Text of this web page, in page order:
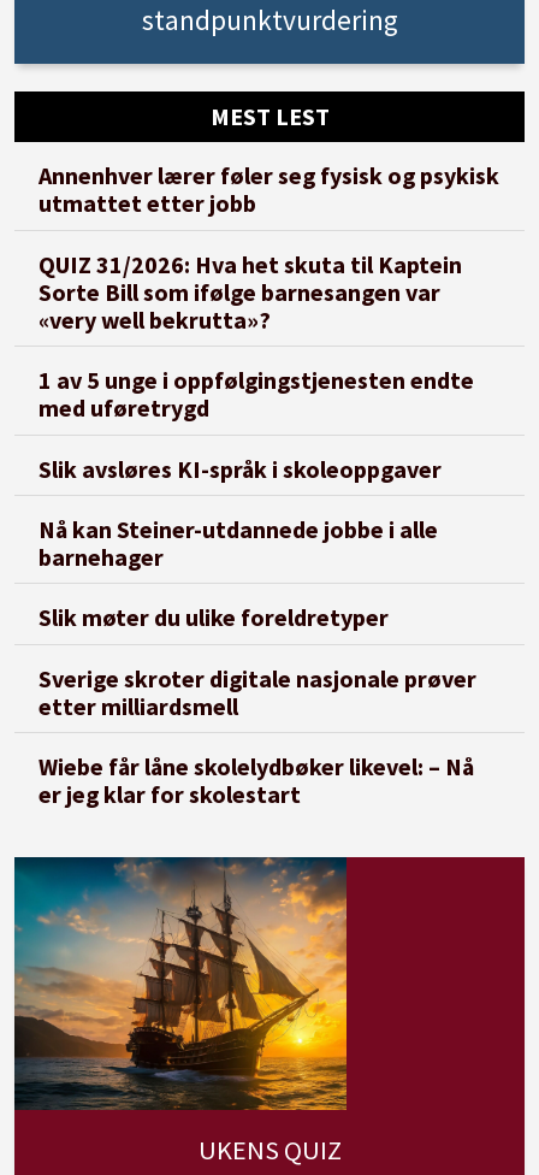
standpunktvurdering
MEST LEST
Annenhver lærer føler seg fysisk og psykisk
utmattet etter jobb
QUIZ 31/2026: Hva het skuta til Kaptein
Sorte Bill som ifølge barnesangen var
«very well bekrutta»?
1 av 5 unge i oppfølgingstjenesten endte
med uføretrygd
Slik avsløres KI-språk i skoleoppgaver
Nå kan Steiner-utdannede jobbe i alle
barnehager
Slik møter du ulike foreldretyper
Sverige skroter digitale nasjonale prøver
etter milliardsmell
Wiebe får låne skolelydbøker likevel: – Nå
er jeg klar for skolestart
UKENS QUIZ